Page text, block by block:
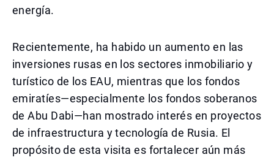
energía.
Recientemente, ha habido un aumento en las
inversiones rusas en los sectores inmobiliario y
turístico de los EAU, mientras que los fondos
emiratíes—especialmente los fondos soberanos
de Abu Dabi—han mostrado interés en proyectos
de infraestructura y tecnología de Rusia. El
propósito de esta visita es fortalecer aún más